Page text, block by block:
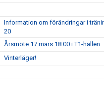
Information om förändringar i
20
Årsmöte 17 mars 18:00 i T1-hallen
Vinterläger!